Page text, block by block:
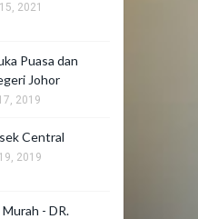
2021
Puasa dan
Johor
2019
Central
2019
- DR.